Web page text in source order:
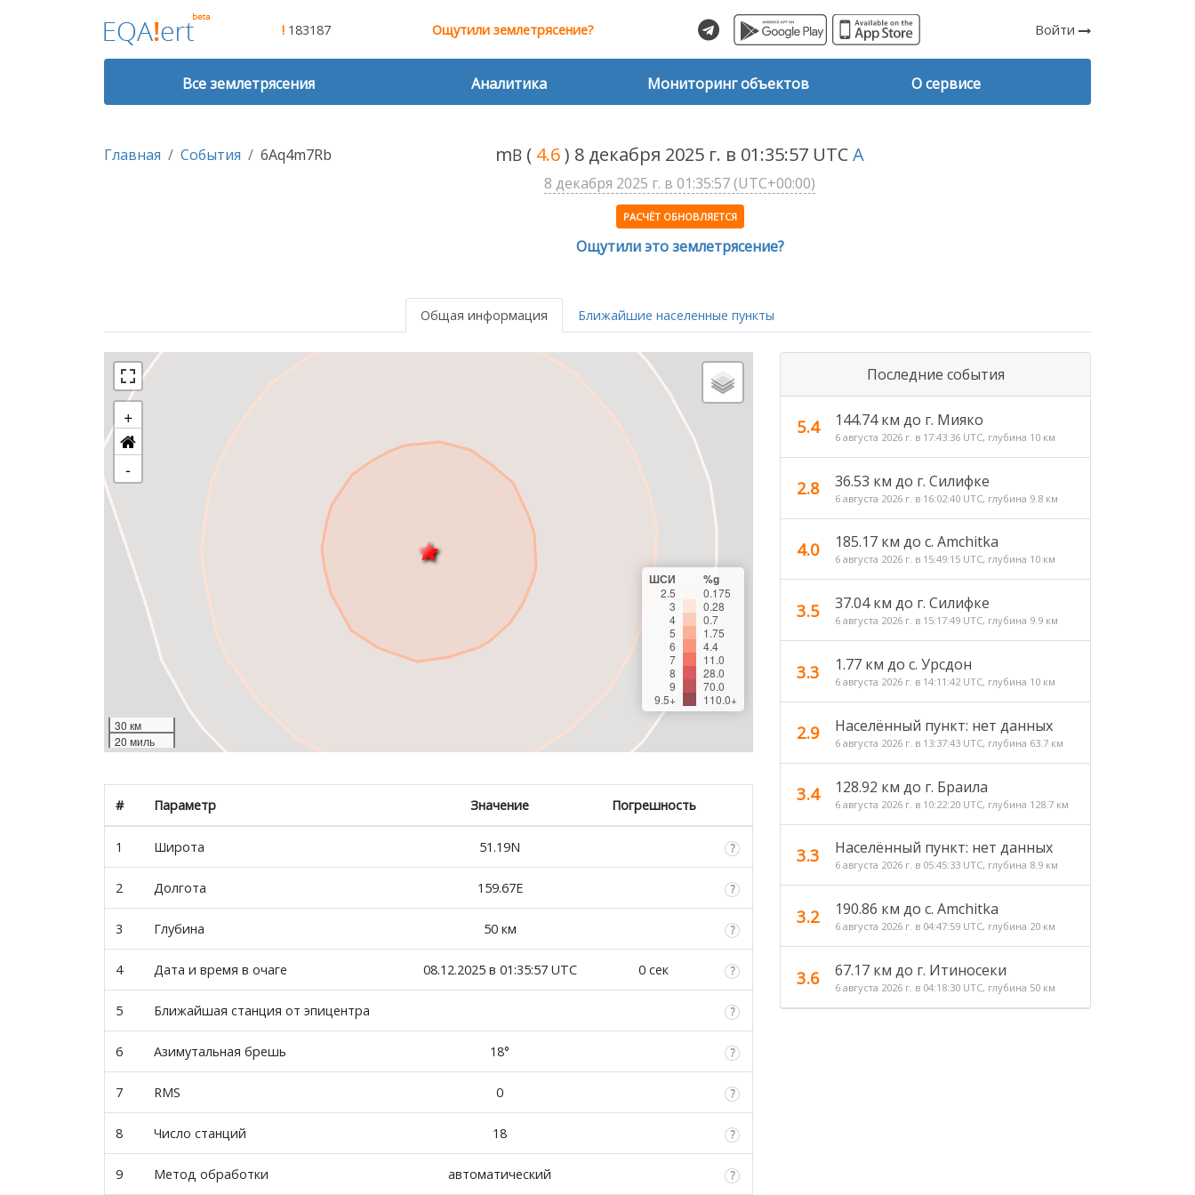
! 183187 Ощутили землетрясение? Войти
Все землетрясения Аналитика Мониторинг объектов О сервисе
Главная События 6Aq4m7Rb mB ( 4.6) 8 декабря 2025 г. в 01:35:57 UTCA
8 декабря 2025 г. в 01:35:57 (UTC+00:00)
РАСЧЁТ ОБНОВЛЯЕТСЯ
Ощутили это землетрясение?
Общая информация Ближайшие населенные пункты
+
-
30 км
20 миль
ШСИ %g
2.5
0.175
3
0.28
4
0.7
5
1.75
6
4.4
7
11.0
8
28.0
9
70.0
9.5+
110.0+
# Параметр Значение Погрешность
1 Широта 51.19N
2 Долгота 159.67E
3 Глубина 50 км
4 Дата и время в очаге 08.12.2025 в 01:35:57 UTC 0 сек
5 Ближайшая станция от эпицентра
6 Азимутальная брешь 18°
7 RMS 0
8 Число станций 18
9 Метод обработки автоматический
Последние события
5.4 144.74 км до г. Мияко
6 августа 2026 г. в 17:43:36 UTC, глубина 10 км
2.8 36.53 км до г. Силифке
6 августа 2026 г. в 16:02:40 UTC, глубина 9.8 км
4.0 185.17 км до с. Amchitka
6 августа 2026 г. в 15:49:15 UTC, глубина 10 км
3.5 37.04 км до г. Силифке
6 августа 2026 г. в 15:17:49 UTC, глубина 9.9 км
3.3 1.77 км до с. Урсдон
6 августа 2026 г. в 14:11:42 UTC, глубина 10 км
2.9 Населённый пункт: нет данных
6 августа 2026 г. в 13:37:43 UTC, глубина 63.7 км
3.4 128.92 км до г. Браила
6 августа 2026 г. в 10:22:20 UTC, глубина 128.7 км
3.3 Населённый пункт: нет данных
6 августа 2026 г. в 05:45:33 UTC, глубина 8.9 км
3.2 190.86 км до с. Amchitka
6 августа 2026 г. в 04:47:59 UTC, глубина 20 км
3.6 67.17 км до г. Итиносеки
6 августа 2026 г. в 04:18:30 UTC, глубина 50 км